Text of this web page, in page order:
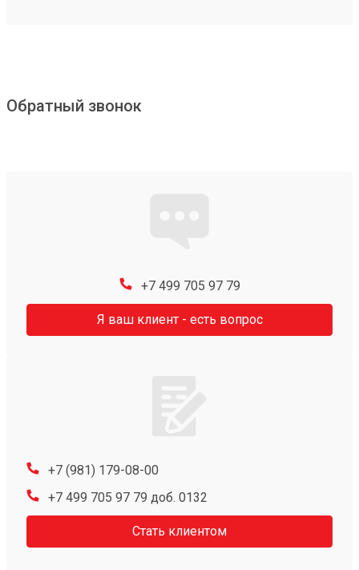
Обратный звонок
+7 499 705 97 79
Я ваш клиент - есть вопрос
+7 (981) 179-08-00
+7 499 705 97 79 доб. 0132
Стать клиентом